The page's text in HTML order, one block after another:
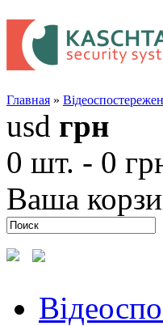
Главная »
usd грн
0 шт. - 0
Ваша